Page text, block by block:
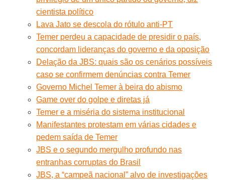
cientista político
Lava Jato se descola do rótulo anti-PT
Temer perdeu a capacidade de presidir o país,
concordam lideranças do governo e da oposição
Delação da JBS: quais são os cenários possíveis
caso se confirmem denúncias contra Temer
Governo Michel Temer à beira do abismo
Game over do golpe e diretas já
Temer e a miséria do sistema institucional
Manifestantes protestam em várias cidades e
pedem saída de Temer
JBS e o segundo mergulho profundo nas
entranhas corruptas do Brasil
JBS, a “campeã nacional” alvo de investigações